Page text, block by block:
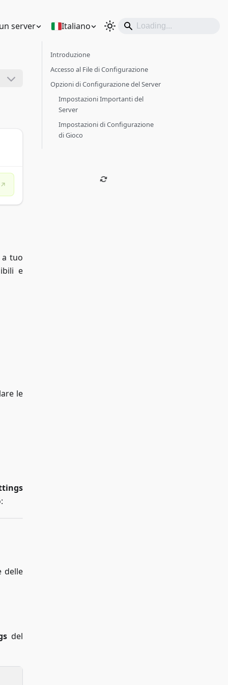
server Italiano
a tuo
e
le
delle
del
Introduzione
Accesso al File di Configurazione
Opzioni di Configurazione del Server
Impostazioni Importanti del
Server
Impostazioni di Configurazione
di Gioco